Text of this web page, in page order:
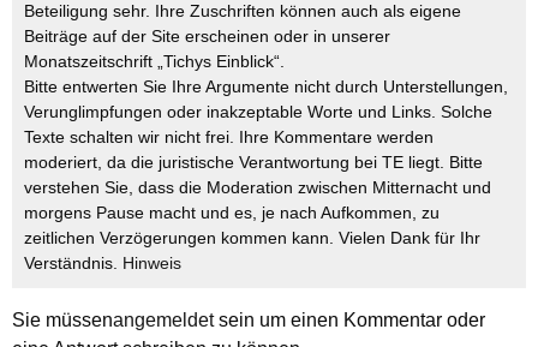
Beteiligung sehr. Ihre Zuschriften können auch als eigene
Beiträge auf der Site erscheinen oder in unserer
Monatszeitschrift „Tichys Einblick“.
Bitte entwerten Sie Ihre Argumente nicht durch Unterstellungen,
Verunglimpfungen oder inakzeptable Worte und Links. Solche
Texte schalten wir nicht frei. Ihre Kommentare werden
moderiert, da die juristische Verantwortung bei TE liegt. Bitte
verstehen Sie, dass die Moderation zwischen Mitternacht und
morgens Pause macht und es, je nach Aufkommen, zu
zeitlichen Verzögerungen kommen kann. Vielen Dank für Ihr
Verständnis. Hinweis
Sie müssenangemeldetsein um einen Kommentar oder